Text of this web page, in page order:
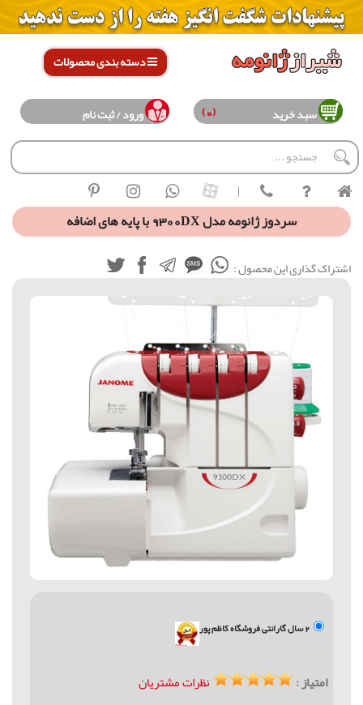
دسته بندی محصولات
سبد خرید (0) ورود / ثبت نام
|
سردوز ژانومه مدل 9300DX با پایه های اضافه
اشتراک گذاری این محصول :
2 سال گارانتی فروشگاه کاظم پور
امتیاز :
نظرات مشتریان